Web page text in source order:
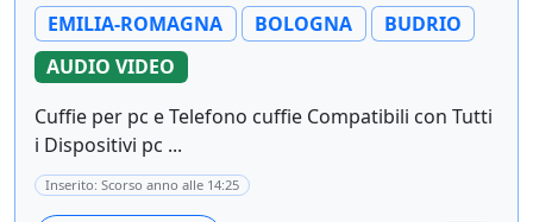
EMILIA-ROMAGNA BOLOGNA
BUDRIO
AUDIO VIDEO
Cuffie per pc e Telefono cuffie Compatibili con Tutti
i Dispositivi pc ...
Inserito: Scorso anno alle 14:25